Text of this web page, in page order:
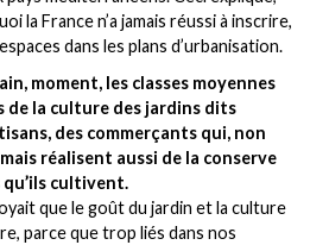
la France n’a jamais réussi à inscrire,
dans les plans d’urbanisation.
moment, les classes moyennes
de la culture des jardins dits
des commerçants qui, non
réalisent aussi de la conserve
cultivent.
que le goût du jardin et la culture
parce que trop liés dans nos